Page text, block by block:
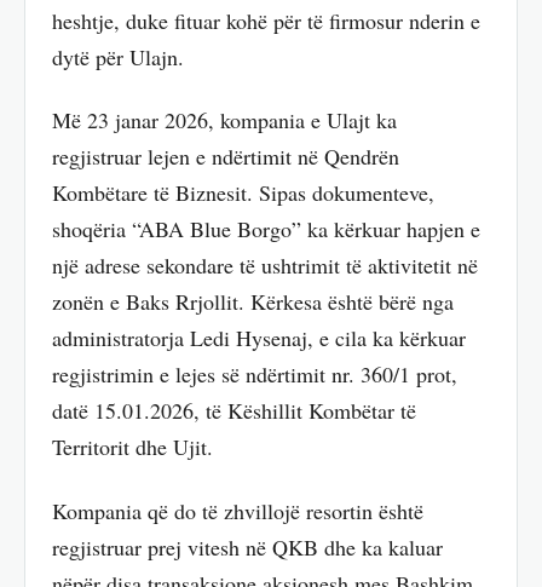
heshtje, duke fituar kohë për të firmosur nderin e
dytë për Ulajn.
Më 23 janar 2026, kompania e Ulajt ka
regjistruar lejen e ndërtimit në Qendrën
Kombëtare të Biznesit. Sipas dokumenteve,
shoqëria “ABA Blue Borgo” ka kërkuar hapjen e
një adrese sekondare të ushtrimit të aktivitetit në
zonën e Baks Rrjollit. Kërkesa është bërë nga
administratorja Ledi Hysenaj, e cila ka kërkuar
regjistrimin e lejes së ndërtimit nr. 360/1 prot,
datë 15.01.2026, të Këshillit Kombëtar të
Territorit dhe Ujit.
Kompania që do të zhvillojë resortin është
regjistruar prej vitesh në QKB dhe ka kaluar